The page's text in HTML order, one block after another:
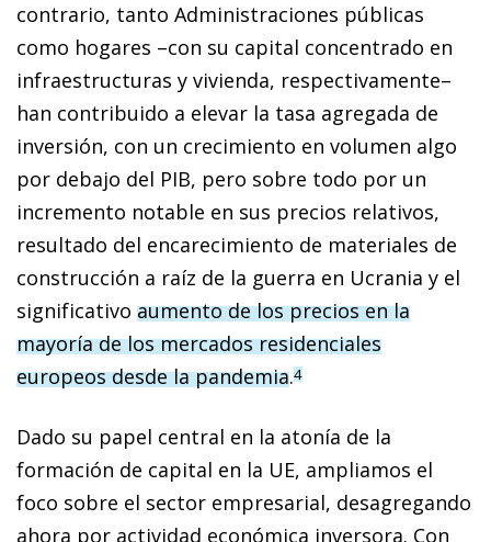
contrario, tanto Administraciones públicas
como hogares –con su capital concentrado en
infraestructuras y vivienda, respectivamente–
han contribuido a elevar la tasa agregada de
inversión, con un crecimiento en volumen algo
por debajo del PIB, pero sobre todo por un
incremento notable en sus precios relativos,
resultado del encarecimiento de materiales de
construcción a raíz de la guerra en Ucrania y el
significativo aumento de los precios en la
mayoría de los mercados residenciales
europeos desde la pandemia.4
Dado su papel central en la atonía de la
formación de capital en la UE, ampliamos el
foco sobre el sector empresarial, desagregando
ahora por actividad económica inversora. Con